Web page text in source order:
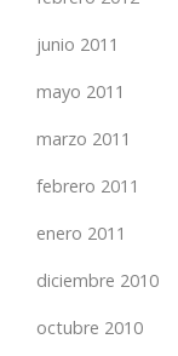
junio 2011
mayo 2011
marzo 2011
febrero 2011
enero 2011
diciembre 2010
octubre 2010